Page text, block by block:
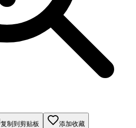
复制到剪贴板 添加收藏